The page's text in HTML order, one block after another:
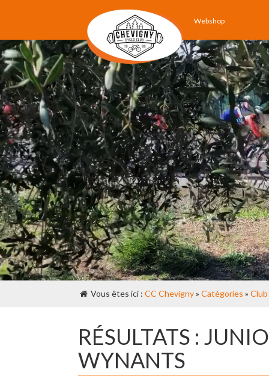
Webshop
Vous êtes ici : CC Chevigny» Catégories » Club
RÉSULTATS :
WYNANTS